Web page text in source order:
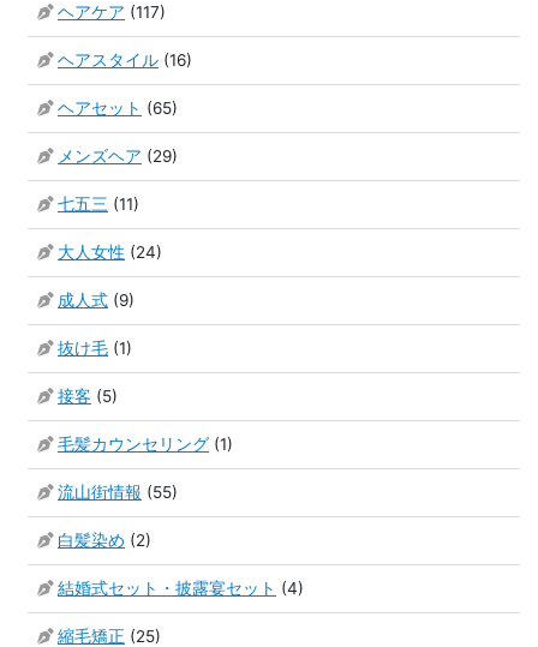
ヘアケア (117)
ヘアスタイル (16)
ヘアセット (65)
メンズヘア (29)
七五三 (11)
大人女性 (24)
成人式 (9)
抜け毛 (1)
接客 (5)
毛髪カウンセリング (1)
流山街情報 (55)
白髪染め (2)
結婚式セット・披露宴セット (4)
縮毛矯正 (25)